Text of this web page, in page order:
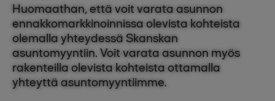
Huomaathan, että voit varata asunnon
ennakkomarkkinoinnissa olevista kohteista
olemalla yhteydessä Skanskan
asuntomyyntiin. Voit varata asunnon myös
rakenteilla olevista kohteista ottamalla
yhteyttä asuntomyyntiimme.